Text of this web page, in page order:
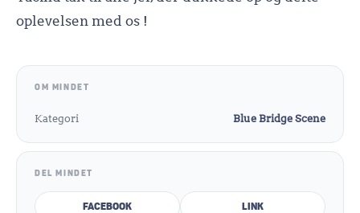
oplevelsen med os !
OM MINDET
Kategori Blue Bridge Scene
DEL MINDET
Facebook Link